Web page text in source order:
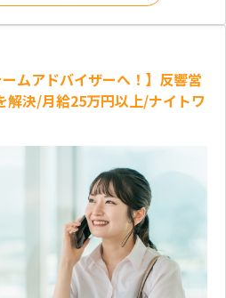
ームアドバイザーへ！】反響営
解決/月給25万円以上/ナイトワ